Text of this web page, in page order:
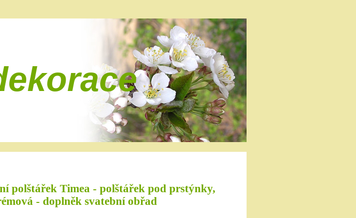
polštářek Timea - polštářek pod prstýnky,
- doplněk svatební obřad